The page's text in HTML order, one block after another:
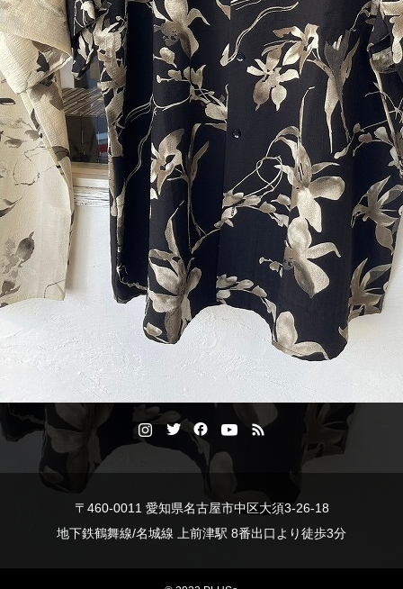
〒460-0011 愛知県名古屋市中区大須3-26-18
地下鉄鶴舞線/名城線 上前津駅 8番出口より徒歩3分